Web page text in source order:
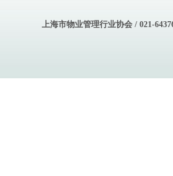
上海市物业管理行业协会 / 021-